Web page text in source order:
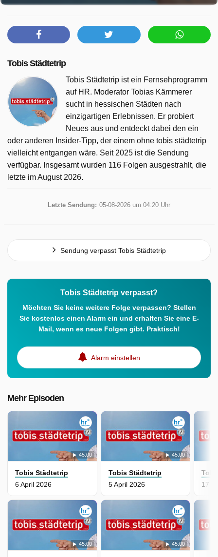
Tobis Städtetrip
Tobis Städtetrip ist ein Fernsehprogramm
auf HR. Moderator Tobias Kämmerer
sucht in hessischen Städten nach
einzigartigen Erlebnissen. Er probiert
Neues aus und entdeckt dabei den ein
oder anderen Insider-Tipp, der einem ohne tobis städtetrip
vielleicht entgangen wäre. Seit 2025 ist die Sendung
verfügbar. Insgesamt wurden 116 Folgen ausgestrahlt, die
letzte im August 2026.
Letzte Sendung: 05-08-2026 um 04:20 Uhr
Sendung verpasst Tobis Städtetrip
Tobis Städtetrip verpasst?
Möchten Sie keine weitere Folge verpassen? Stellen
Sie kostenlos einen Alarm ein und erhalten Sie eine E-
Mail, wenn es neue Folgen gibt. Praktisch!
Alarm einstellen
Mehr Episoden
45:00
Tobis Städtetrip
6 April 2026
45:00
Tobis Städtetrip
5 April 2026
45:00 45:00
17